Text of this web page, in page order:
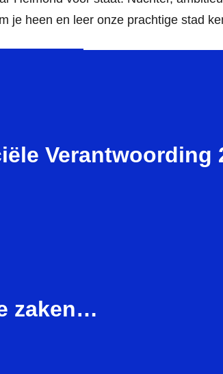
je heen en leer onze prachtige stad
Verantwoording
zaken…